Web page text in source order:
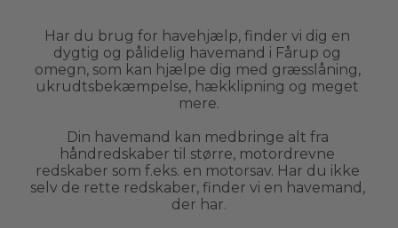
Har du brug for havehjælp, finder vi dig en
dygtig og pålidelig havemand i Fårup og
omegn, som kan hjælpe dig med græsslåning,
ukrudtsbekæmpelse, hækklipning og meget
mere.
Din havemand kan medbringe alt fra
håndredskaber til større, motordrevne
redskaber som f.eks. en motorsav. Har du ikke
selv de rette redskaber, finder vi en havemand,
der har.